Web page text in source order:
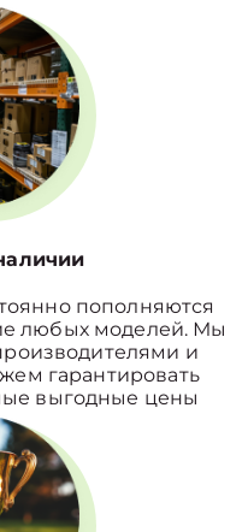
пополняются
любых моделей. Мы
и
гарантировать
выгодные цены